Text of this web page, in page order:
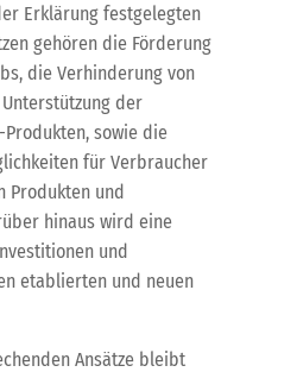
Erklärung festgelegten
gehören die Förderung
die Verhinderung von
der
sowie die
für Verbraucher
Produkten und
hinaus wird eine
und
etablierten und neuen
Ansätze bleibt